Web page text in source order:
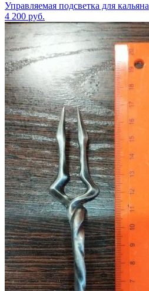
Управляемая подсветка для кальяна
4 200 руб.